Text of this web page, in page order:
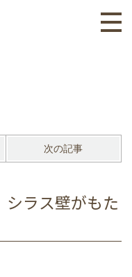
次の記事
ラス壁がもた